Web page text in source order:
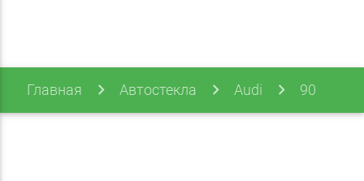
Главная Автостекла Audi 90